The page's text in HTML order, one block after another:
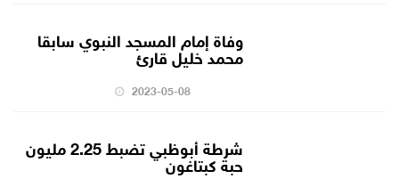
وفاة إمام المسجد النبوي سابقا
محمد خليل قارئ
2023-05-08
شرطة أبوظبي تضبط 2.25 مليون
حبة كبتاغون